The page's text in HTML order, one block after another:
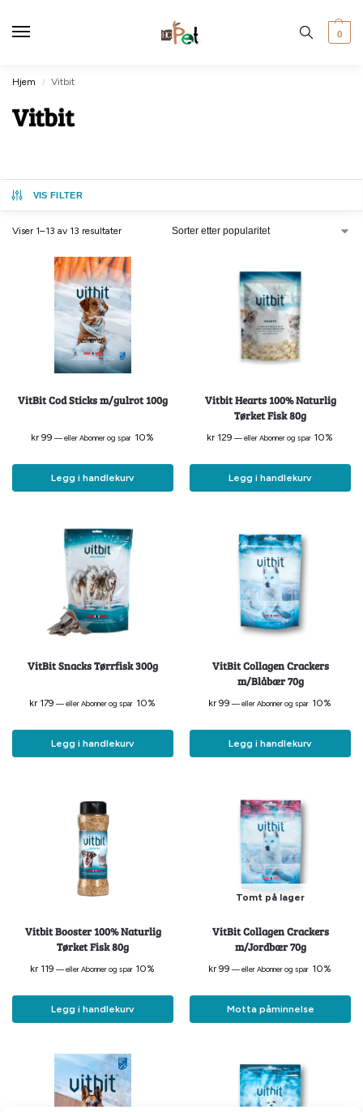
0
Hjem / Vitbit
Vitbit
VIS FILTER
Viser 1–13 av 13 resultater
VitBit Cod Sticks m/gulrot 100g
kr 99 —eller Abonner og spar 10%
Legg i handlekurv
Vitbit Hearts 100% Naturlig
Tørket Fisk 80g
kr129 —eller Abonner og spar 10%
Legg i handlekurv
VitBit Snacks Tørrfisk 300g
kr 179 —eller Abonner og spar 10%
Legg i handlekurv
VitBit Collagen Crackers
m/Blåbær 70g
kr 99 —eller Abonner og spar 10%
Legg i handlekurv
Vitbit Booster 100% Naturlig
Tørket Fisk 80g
kr119 —eller Abonner og spar 10%
Legg i handlekurv
Tomt på lager
VitBit Collagen Crackers
m/Jordbær 70g
kr 99 —eller Abonner og spar 10%
Motta påminnelse